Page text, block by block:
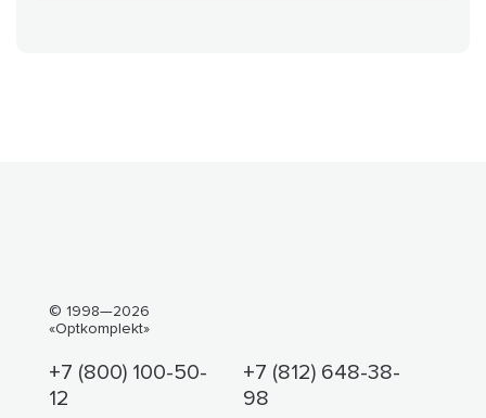
© 1998—2026
«Optkomplekt»
+7 (800) 100-50-
12
+7 (812) 648-38-
98